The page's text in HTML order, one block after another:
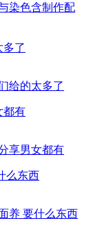
多了
都有
么东西